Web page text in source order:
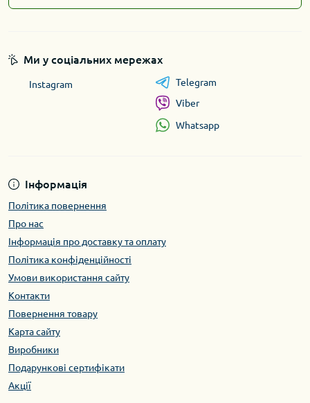
Інформація
Політика повернення
Про нас
Інформація про доставку та оплату
Політика конфіденційності
Умови використання сайту
Контакти
Повернення товару
Карта сайту
Виробники
Подарункові сертифікати
Акції
Ми у соціальних мережах
Instagram
Telegram
Viber
Whatsapp